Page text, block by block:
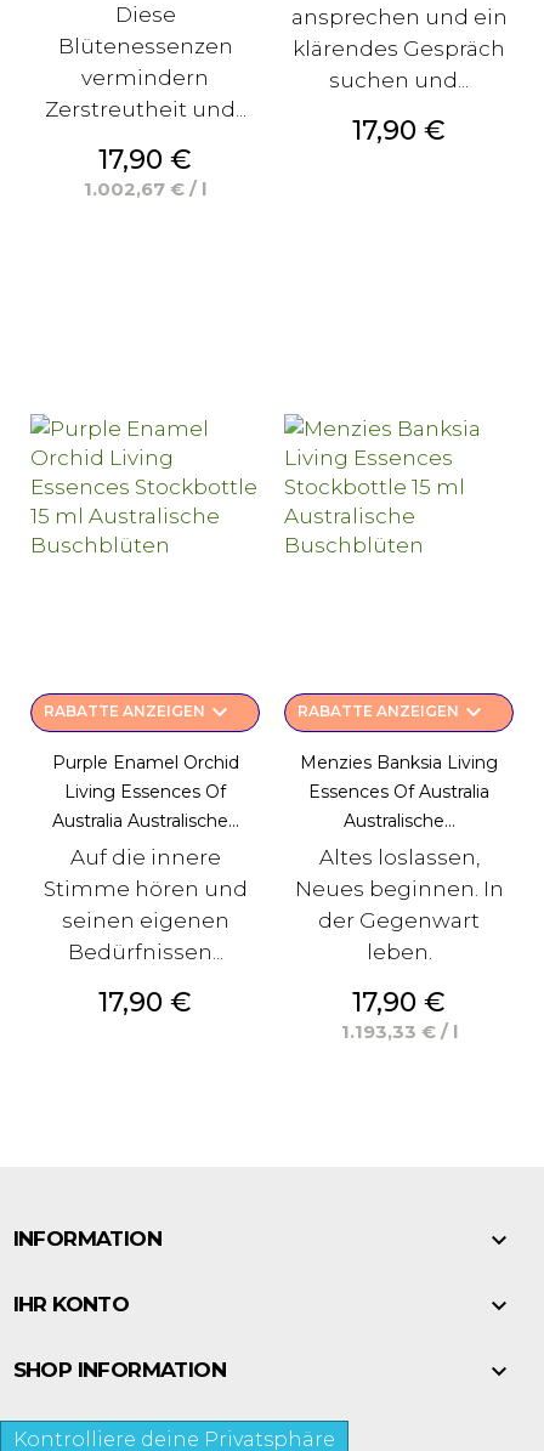
Diese
Blütenessenzen
vermindern
Zerstreutheit und...
Preis
17,90 €
1.002,67 € / l
ansprechen und ein
klärendes Gespräch
suchen und...
Preis
17,90 €
RABATTE ANZEIGEN keyboard_arrow_down
Purple Enamel Orchid
Living Essences Of
Australia Australische...
Auf die innere
Stimme hören und
seinen eigenen
Bedürfnissen...
Preis
17,90 €
RABATTE ANZEIGEN keyboard_arrow_down
Menzies Banksia Living
Essences Of Australia
Australische...
Altes loslassen,
Neues beginnen. In
der Gegenwart
leben.
Preis
17,90 €
1.193,33 € / l
INFORMATION 
IHR KONTO 
SHOP INFORMATION 
Kontrolliere deine Privatsphäre